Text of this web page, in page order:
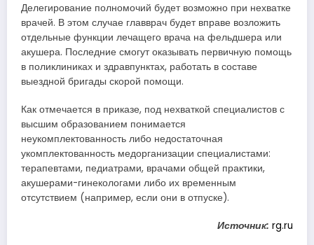
Делегирование полномочий будет возможно при нехватке
врачей. В этом случае главврач будет вправе возложить
отдельные функции лечащего врача на фельдшера или
акушера. Последние смогут оказывать первичную помощь
в поликлиниках и здравпунктах, работать в составе
выездной бригады скорой помощи.
Как отмечается в приказе, под нехваткой специалистов с
высшим образованием понимается
неукомплектованность либо недостаточная
укомплектованность медорганизации специалистами:
терапевтами, педиатрами, врачами общей практики,
акушерами-гинекологами либо их временным
отсутствием (например, если они в отпуске).
Источник: rg.ru